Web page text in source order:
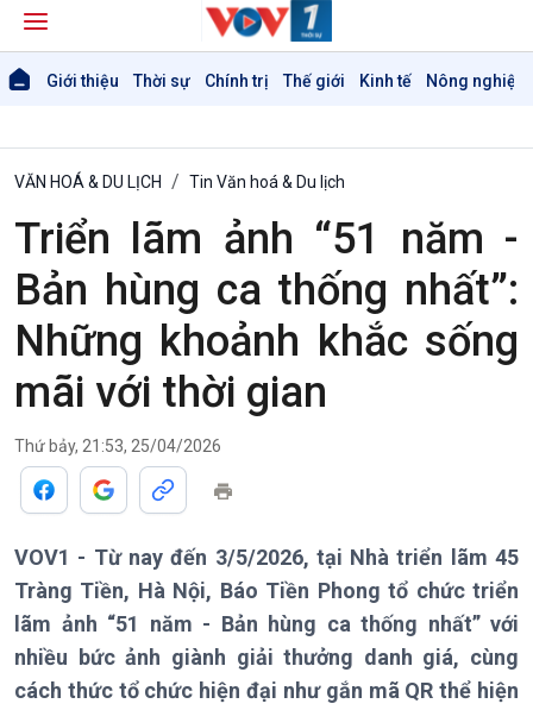
Giới thiệu Thời sự Chính trị Thế giới Kinh tế Nông nghiệp
VĂN HOÁ & DU LỊCH Tin Văn hoá & Du lịch
Triển lãm ảnh “51 năm -
Bản hùng ca thống nhất”:
Những khoảnh khắc sống
mãi với thời gian
Thứ bảy, 21:53, 25/04/2026
VOV1 - Từ nay đến 3/5/2026, tại Nhà triển lãm 45
Tràng Tiền, Hà Nội, Báo Tiền Phong tổ chức triển
lãm ảnh “51 năm - Bản hùng ca thống nhất” với
nhiều bức ảnh giành giải thưởng danh giá, cùng
cách thức tổ chức hiện đại như gắn mã QR thể hiện